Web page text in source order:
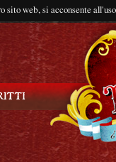
sito web, si acconsente